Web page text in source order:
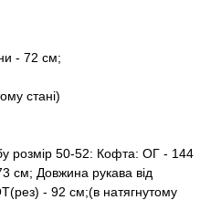
- 72 см;
стані)
розмір 50-52: Кофта: ОГ - 144
см; Довжина рукава від
- 92 см;(в натягнутому